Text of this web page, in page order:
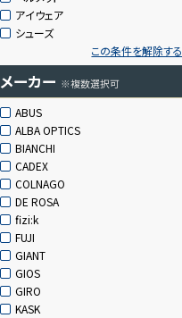
アイウェア
シューズ
この条件を解除する
メーカー ※複数選択可
ABUS
ALBA OPTICS
BIANCHI
CADEX
COLNAGO
DE ROSA
fizi:k
FUJI
GIANT
GIOS
GIRO
KASK